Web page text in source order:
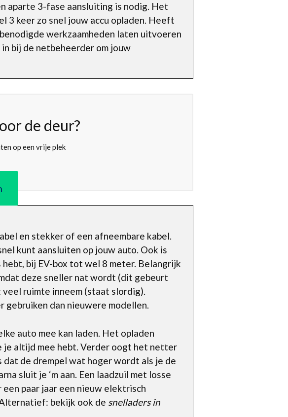
aparte 3-fase aansluiting is nodig. Het
3 keer zo snel jouw accu opladen. Heeft
werkzaamheden laten uitvoeren
bij de netbeheerder om jouw
de deur?
op een vrije plek
en stekker of een afneembare kabel.
kunt aansluiten op jouw auto. Ook is
bij EV-box tot wel 8 meter. Belangrijk
deze sneller nat wordt (dit gebeurt
ruimte inneem (staat slordig).
dan nieuwere modellen.
auto mee kan laden. Het opladen
je altijd mee hebt. Verder oogt het netter
dat de drempel wat hoger wordt als je de
sluit je ‘m aan. Een laadzuil met losse
paar jaar een nieuw elektrisch
bekijk ook de snelladers in